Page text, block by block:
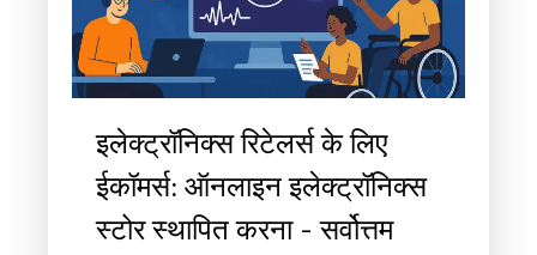
इलेक्ट्रॉनिक्स रिटेलर्स के लिए
ईकॉमर्स: ऑनलाइन इलेक्ट्रॉनिक्स
स्टोर स्थापित करना - सर्वोत्तम